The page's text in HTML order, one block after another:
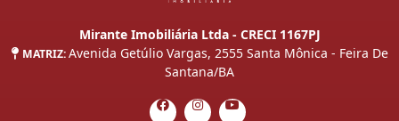
Mirante Imobiliária Ltda - CRECI 1167PJ
MATRIZ: Avenida Getúlio Vargas, 2555 Santa Mônica - Feira De
Santana/BA